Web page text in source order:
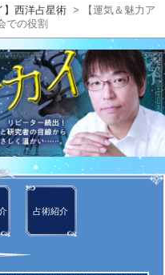
】西洋占星術 > 【運気＆魅力ア
での役割
占術紹介